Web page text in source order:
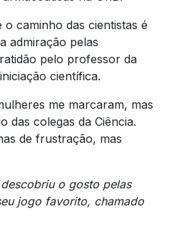
caminho das cientistas é
admiração pelas
pelo professor da
científica.
me marcaram, mas
das colegas da Ciência.
de frustração, mas
o gosto pelas
jogo favorito, chamado